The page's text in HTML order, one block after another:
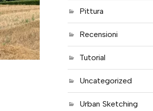
Pittura
Recensioni
Tutorial
Uncategorized
Urban Sketching